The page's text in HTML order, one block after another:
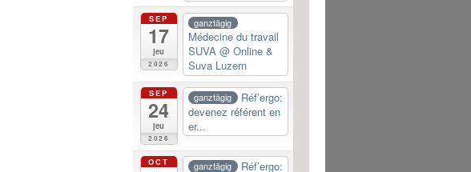
SEP
17
jeu
2026
ganztägig
Médecine du travail
SUVA @ Online &
Suva Luzern
SEP
24
jeu
2026
ganztägig
Réf’ergo:
devenez référent en
er...
OCT ganztägig
Réf’ergo: